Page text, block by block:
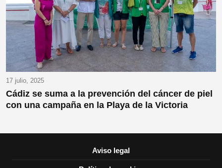
17 julio, 2025
Cádiz se suma a la prevención del cáncer de piel
con una campaña en la Playa de la Victoria
Aviso legal